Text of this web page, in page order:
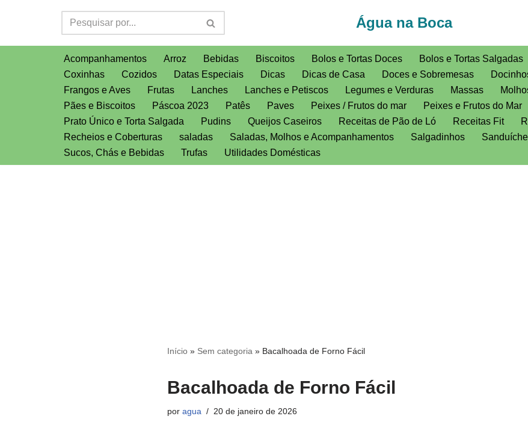
Água na Boca
Acompanhamentos Arroz Bebidas Biscoitos Bolos e Tortas Doces Bolos e Tortas Salgadas
Coxinhas
Cozidos Datas Especiais Dicas Dicas de Casa Doces e Sobremesas
Frangos e Aves
Frutas Lanches Lanches e Petiscos Legumes e Verduras Massas
Pães e Biscoitos
Páscoa 2023 Patês Paves Peixes / Frutos do mar Peixes e Frutos do Mar
Prato Único e Torta Salgada
Pudins Queijos Caseiros Receitas de Pão de Ló Receitas Fit
Recheios e Coberturas
saladas Saladas, Molhos e Acompanhamentos Salgadinhos
Sucos, Chás e Bebidas
Trufas Utilidades Domésticas
Início» Sem categoria » Bacalhoada de Forno Fácil
Bacalhoada de Forno Fácil
por agua 20 de janeiro de 2026